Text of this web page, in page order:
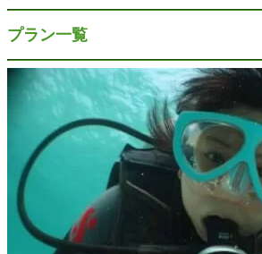
プラン一覧